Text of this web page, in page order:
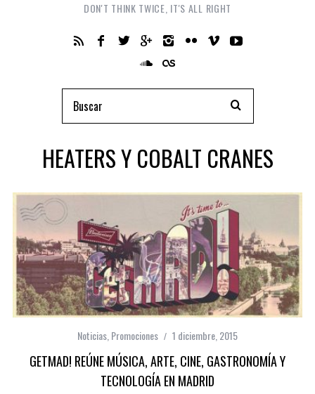
DON'T THINK TWICE, IT'S ALL RIGHT
HEATERS Y COBALT CRANES
Noticias,Promociones 1 diciembre, 2015
GETMAD! REÚNE MÚSICA, ARTE, CINE, GASTRONOMÍA Y
TECNOLOGÍA EN MADRID